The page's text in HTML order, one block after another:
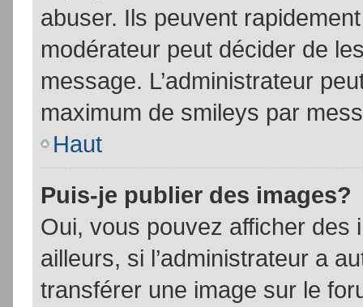
abuser. Ils peuvent
modérateur peut décider de
message. L’administrateur
maximum de smileys par
Haut
Puis-je publier des images?
Oui, vous pouvez afficher
ailleurs, si l’administrateur a
transférer une image sur le